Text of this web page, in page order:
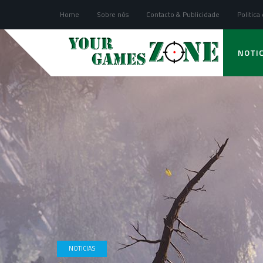
Home Sobre nós Contacto & Publicidade Politica
NOTICIAS